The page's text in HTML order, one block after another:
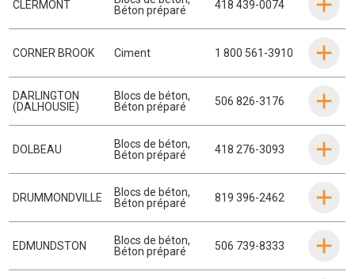
CLERMONT
Béton préparé
418 439-0074
CORNER BROOK Ciment 1 800 561-3910
DARLINGTON
(DALHOUSIE)
Blocs de béton,
Béton préparé
506 826-3176
DOLBEAU Blocs de béton,
Béton préparé
418 276-3093
DRUMMONDVILLE Blocs de béton,
Béton préparé
819 396-2462
EDMUNDSTON Blocs de béton,
Béton préparé
506 739-8333